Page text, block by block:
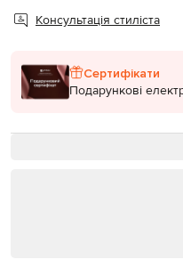
Консультація стиліста
Сертифікати
Подарункові